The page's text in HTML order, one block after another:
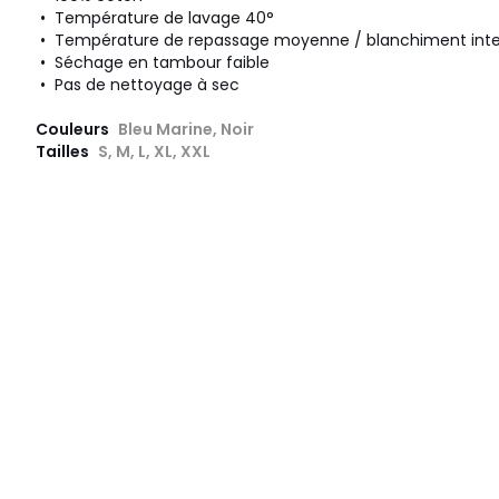
• Température de lavage 40°
• Température de repassage moyenne / blanchiment
• Séchage en tambour faible
• Pas de nettoyage à sec
Couleurs Bleu Marine, Noir
Tailles S, M, L, XL, XXL